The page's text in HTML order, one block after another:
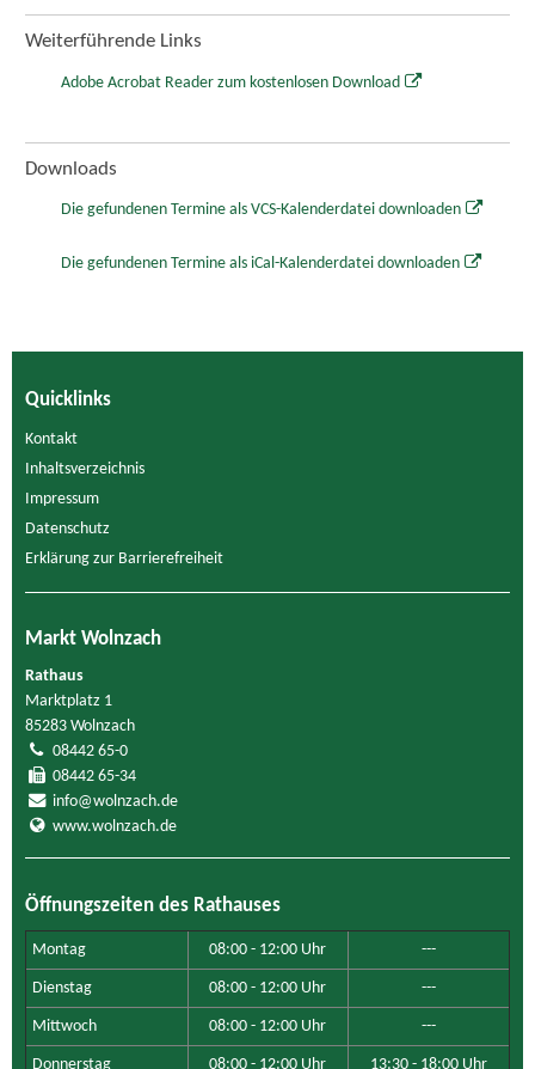
Weiterführende Links
Adobe Acrobat Reader zum kostenlosen Download
Downloads
Die gefundenen Termine als VCS-Kalenderdatei downloaden
Die gefundenen Termine als iCal-Kalenderdatei downloaden
Quicklinks
Kontakt
Inhaltsverzeichnis
Impressum
Datenschutz
Erklärung zur Barrierefreiheit
Markt Wolnzach
Rathaus
Marktplatz 1
85283 Wolnzach
08442 65-0
08442 65-34
info@wolnzach.de
www.wolnzach.de
Öffnungszeiten des Rathauses
Montag 08:00 - 12:00 Uhr ---
Dienstag 08:00 - 12:00 Uhr ---
Mittwoch 08:00 - 12:00 Uhr ---
Donnerstag 08:00 - 12:00 Uhr 13:30 - 18:00 Uhr